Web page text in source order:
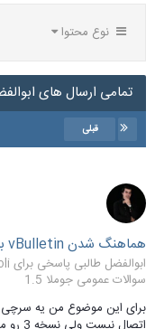
نوع محتوا
تمامی ارسال های
قبلی
هماهنگ شدن vBulletin با جوملا
ابوالفضل طالبی پاسخی برای aligoli در یک موضوع ارسال کرد در
سوالات عمومی جوملا 1.5